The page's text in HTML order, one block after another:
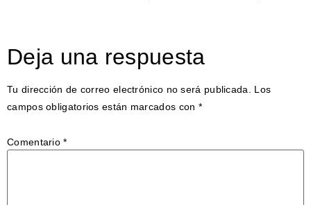
Deja una respuesta
Tu dirección de correo electrónico no será publicada. Los
campos obligatorios están marcados con *
Comentario*